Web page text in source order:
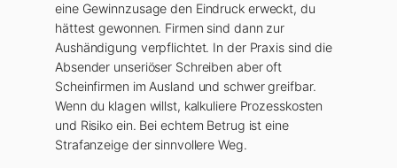
eine Gewinnzusage den Eindruck erweckt, du
hättest gewonnen. Firmen sind dann zur
Aushändigung verpflichtet. In der Praxis sind die
Absender unseriöser Schreiben aber oft
Scheinfirmen im Ausland und schwer greifbar.
Wenn du klagen willst, kalkuliere Prozesskosten
und Risiko ein. Bei echtem Betrug ist eine
Strafanzeige der sinnvollere Weg.